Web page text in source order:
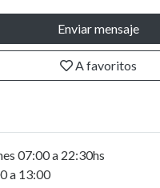
Enviar mensaje
A favoritos
07:00 a 22:30hs
a 13:00